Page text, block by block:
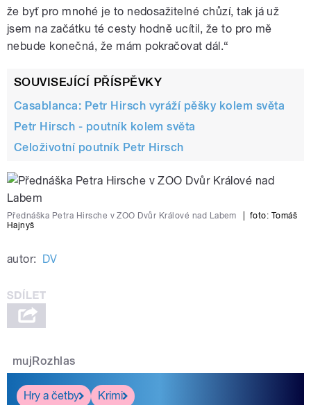
že byť pro mnohé je to nedosažitelné chůzí, tak já už
jsem na začátku té cesty hodně ucítil, že to pro mě
nebude konečná, že mám pokračovat dál.“
SOUVISEJÍCÍ PŘÍSPĚVKY
Casablanca: Petr Hirsch vyráží pěšky kolem světa
Petr Hirsch - poutník kolem světa
Celoživotní poutník Petr Hirsch
Přednáška Petra Hirsche v ZOO Dvůr Králové nad Labem
foto: Tomáš
Hajnyš
autor: DV
mujRozhlas
Hry a četby
Krimi